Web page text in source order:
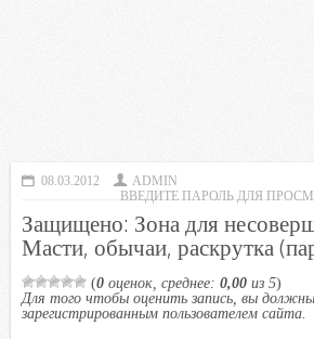
08.03.2012
ADMIN
ВВЕДИТЕ ПАРОЛЬ ДЛЯ
Защищено: Зона для
Масти, обычаи, раскрутка
(0 оценок, среднее: 0,00 из 5)
Для того чтобы оценить запись, вы
зарегистрированным пользователем сайта.